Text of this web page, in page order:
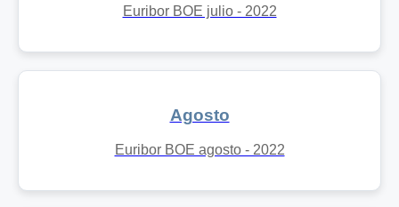
Euribor BOE julio - 2022
Agosto
Euribor BOE agosto - 2022